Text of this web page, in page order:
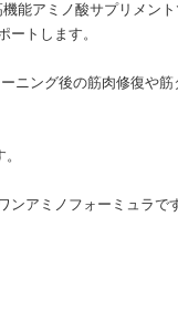
能アミノ酸サプリメント
トします。
ニング後の筋肉修復や
アミノフォーミュラで